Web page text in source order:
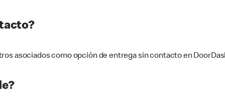
asociados como opción de entrega sin contacto en